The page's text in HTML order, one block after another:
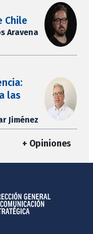
Chile
Aravena
las
Jiménez
+ Opiniones